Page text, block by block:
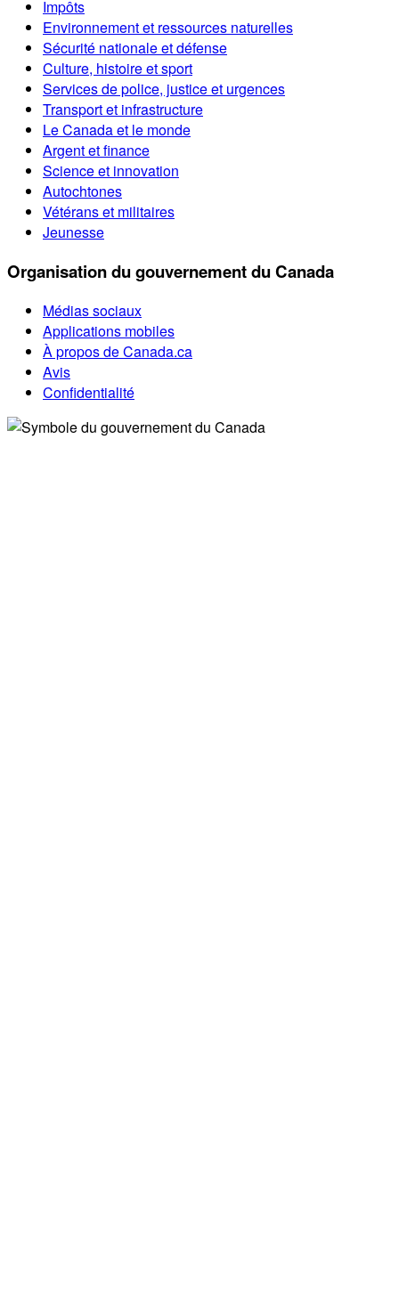
Impôts
Environnement et ressources naturelles
Sécurité nationale et défense
Culture, histoire et sport
Services de police, justice et urgences
Transport et infrastructure
Le Canada et le monde
Argent et finance
Science et innovation
Autochtones
Vétérans et militaires
Jeunesse
Organisation du gouvernement du Canada
Médias sociaux
Applications mobiles
À propos de Canada.ca
Avis
Confidentialité